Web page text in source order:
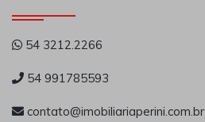
54 3212.2266
54 991785593
contato@imobiliariaperini.com.br